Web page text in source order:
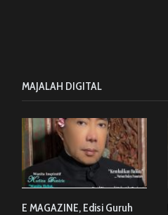
MAJALAH DIGITAL
E MAGAZINE, Edisi Guruh